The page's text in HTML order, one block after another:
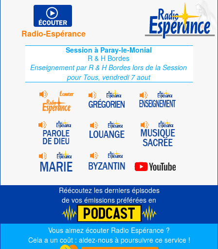
Radio-Espérance
Session à Paray-le-Monial
R & H Bordes
Enseignement par R & H Bordes lors de la Session
pour Tous, vendredi 7 aout
Réécoutez les derniers épisodes
de vos émissions préférées en
Vous aimez écouter Radio Espérance ?
Cela a un coût : aidez-nous à poursuivre ce service !